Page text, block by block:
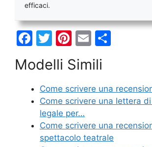
efficaci.
F
c
e
b
o
o
T
w
itt
er
Pi
nt
er
e
st
E
m
ai
l
di
vi
Modelli Simili
Come scrivere una
Come scrivere una lettera
legale per…
Come scrivere una
spettacolo teatrale